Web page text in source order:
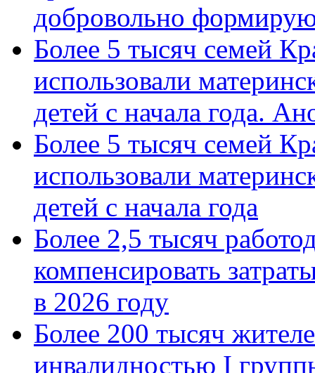
добровольно
Более 5 тысяч семей
использовали
детей с начала года.
Более 5 тысяч семей
использовали
детей с начала года
Более 2,5 тысяч
компенсировать
в 2026 году
Более 200 тысяч
инвалидностью I